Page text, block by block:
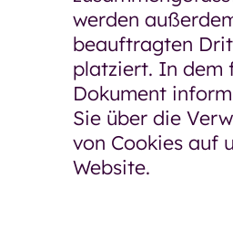
Bekanntmachungen
Arbeiten bei der
Arbeiten bei der
Was uns ausmacht
Stellenangebote
werden
beauftragten
platziert. In dem
Dokument
Sie über die
von Cookies auf
Website.